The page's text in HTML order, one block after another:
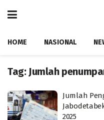
HOME NASIONAL
Tag: Jumlah
Jumlah
2025